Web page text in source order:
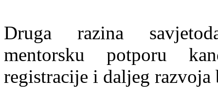
Druga razina
mentorsku potporu
registracije i daljeg razvoja